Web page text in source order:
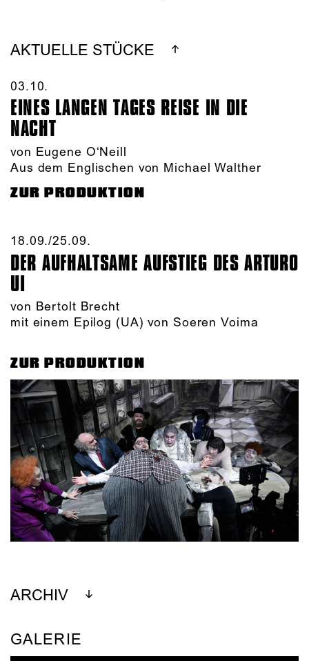
AKTUELLE STÜCKE
03.10.​
EINES LANGEN TAGES REISE IN DIE
NACHT
von Eugene O‘Neill
Aus dem Englischen von Michael Walther
ZUR PRODUKTION
18.09./​25.09.​
DER AUFHALTSAME AUFSTIEG DES ARTURO
UI
von Bertolt Brecht
mit einem Epilog (UA) von Soeren Voima
ZUR PRODUKTION
ARCHIV
GALERIE